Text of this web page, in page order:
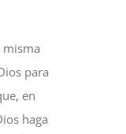
misma
para
en
haga